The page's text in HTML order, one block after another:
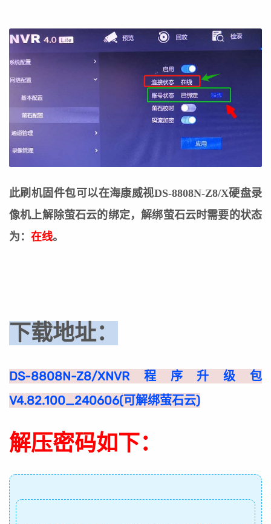
此刷机固件包可以在海康威视DS-8808N-Z8/X硬盘录
像机上解除萤石云的绑定，解绑萤石云时需要的状态
为： 在线。
下载地址：
DS-8808N-Z8/XNVR程序升级包
V4.82.100_240606(可解绑萤石云)
解压密码如下：